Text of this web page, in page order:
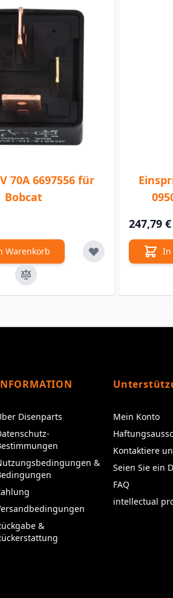
70A 6697556 für
Bobcat
Warenkorb
247,79 €
In
Disenparts
&
&
Mein Konto
Kontaktiere
Seien Sie ein
FAQ
intellectual